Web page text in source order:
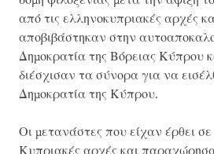
από τις ελληνοκυπριακές αρχές
αποβιβάστηκαν στην
Δημοκρατία της Βόρειας Κύπρου
διέσχισαν τα σύνορα για να
Δημοκρατία της Κύπρου.
Οι μετανάστες που είχαν έρθει